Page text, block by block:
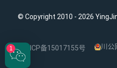
© Copyright 2010 - 2026
蜀ICP备15017155号 川公
1